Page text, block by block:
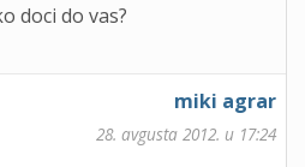
doci do vas?
miki agrar
28. avgusta 2012. u 17:24